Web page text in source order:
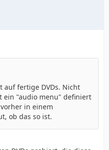
auf fertige DVDs. Nicht
ein "audio menu" definiert
in einem
ob das so ist.